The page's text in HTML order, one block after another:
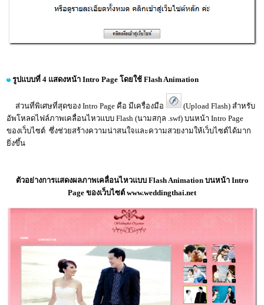
รูปแบบที่ 4 แสดงหน้า Intro Page โดยใช้ Flash Animation
ส่วนที่พิเศษที่สุดของ Intro Page คือ มีเครื่องมือ
(Upload Flash) สำหรับ
อัพโหลดไฟล์ภาพเคลื่อนไหวแบบ Flash (นามสกุล .swf) บนหน้า Intro Page
ของเว็บไซต์ ซึ่งช่วยสร้างความน่าสนใจและความสวยงามให้เว็บไซต์ได้มาก
ยิ่งขึ้น
ตัวอย่างการแสดงผลภาพเคลื่อนไหวแบบ Flash Animation บนหน้า Intro
Page ของเว็บไซต์ www.weddingthai.net